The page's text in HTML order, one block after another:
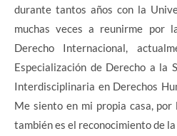
durante tantos años con la
muchas veces a reunirme por
Derecho Internacional,
Especialización de Derecho a la
Interdisciplinaria en Derechos
Me siento en mi propia casa,
también es el reconocimiento de la